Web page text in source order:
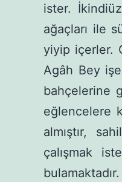
ister.
ağaçları ile
yiyip içerler.
Agâh Bey
bahçelerine
eğlencelere
almıştır,
çalışmak